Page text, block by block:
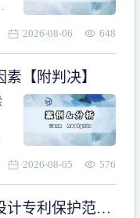
2026-08-06 648
【附判决】
2026-08-05 576
计专利保护范围